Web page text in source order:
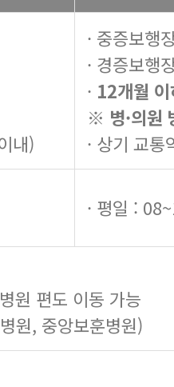
내)
· 중증보행
· 경증보행
· 12개월
※ 병·의원
· 상기 교
· 평일 :
원 편도 이동 가능
원, 중앙보훈병원)